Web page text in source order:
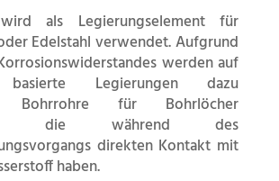
als Legierungselement für
Edelstahl verwendet. Aufgrund
werden auf
basierte Legierungen dazu
Bohrrohre für Bohrlöcher
die während des
direkten Kontakt mit
haben.